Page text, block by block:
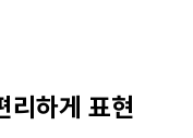
리하게 표현